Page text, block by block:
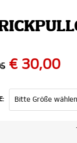
€ 30,00